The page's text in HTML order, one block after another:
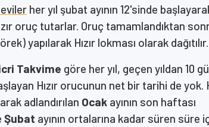
her yıl şubat ayının 12'sinde
oruç tutarlar. Oruç tamamlandıktan
yapılarak Hızır lokması olarak dağıtılır.
Takvime göre her yıl, geçen yıldan 10
Hızır orucunun net bir tarihi de yok.
adlandırılan Ocak ayının son haftası
Şubat ayının ortalarına kadar süren süre